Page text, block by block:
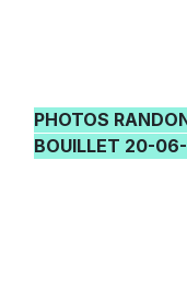
PHOTOS
BOUILLET 20-